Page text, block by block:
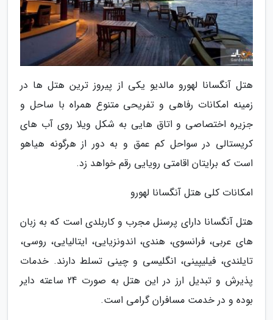
هتل آنگسانا لهورو مالدیو یکی از پیروز ترین هتل ها در
زمینه امکانات رفاهی و تفریحی متنوع همراه با ساحل و
جزیره اختصاصی و اتاق هایی به شکل ویلا روی آب های
کریستالی در سواحل کم عمق و به دور از هرگونه هیاهو
است که برایتان اقامتی رویایی رقم خواهد زد.
امکانات کلی هتل آنگسانا لهورو
هتل آنگسانا دارای پرسنل مجرب و کاربلدی است که به زبان
های عربی، فرانسوی، هندی، اندونزیایی، ایتالیایی، روسی،
تایلندی، فیلیپینی، انگلیسی و چینی تسلط دارند. خدمات
پذیرش و تبدیل ارز در این هتل به صورت 24 ساعته دایر
بوده و در خدمت مسافران گرامی است.